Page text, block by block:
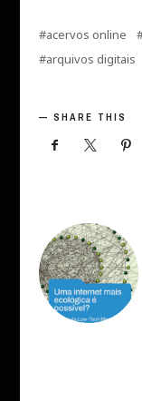
acervos online
arquivos digitais
SHARE THIS